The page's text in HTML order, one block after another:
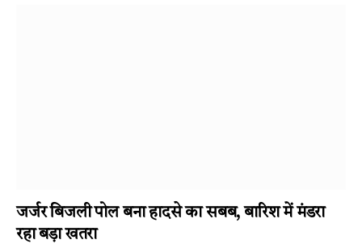
जर्जर बिजली पोल बना हादसे का सबब, बारिश में मंडरा
रहा बड़ा खतरा